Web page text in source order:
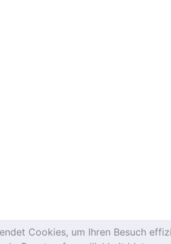
Cookies, um Ihren Besuch